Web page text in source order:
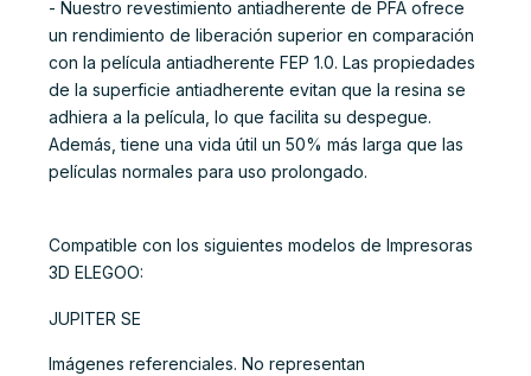
- Nuestro revestimiento antiadherente de PFA ofrece
un rendimiento de liberación superior en comparación
con la película antiadherente FEP 1.0. Las propiedades
de la superficie antiadherente evitan que la resina se
adhiera a la película, lo que facilita su despegue.
Además, tiene una vida útil un 50% más larga que las
películas normales para uso prolongado.
Compatible con los siguientes modelos de Impresoras
3D ELEGOO:
JUPITER SE
Imágenes referenciales. No representan